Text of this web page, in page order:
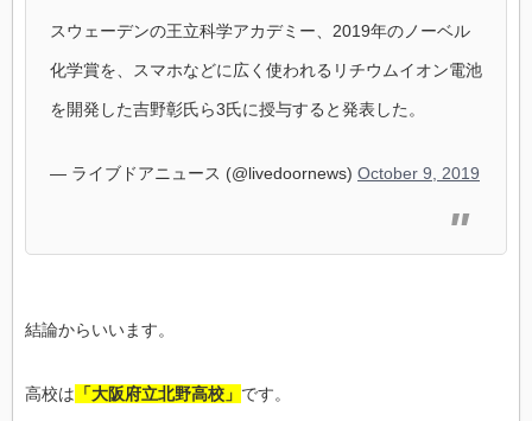
スウェーデンの王立科学アカデミー、2019年のノーベル
化学賞を、スマホなどに広く使われるリチウムイオン電池
を開発した吉野彰氏ら3氏に授与すると発表した。
— ライブドアニュース (@livedoornews) October 9, 2019
結論からいいます。
高校は 「大阪府立北野高校」 です。